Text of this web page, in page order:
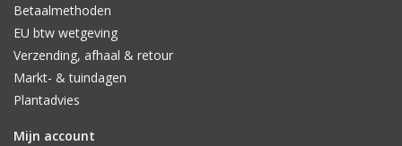
Betaalmethoden
EU btw wetgeving
Verzending, afhaal & retour
Markt- & tuindagen
Plantadvies
Mijn account